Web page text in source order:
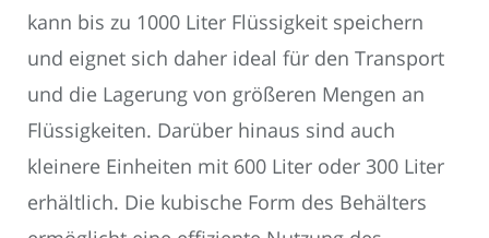
kann bis zu 1000 Liter Flüssigkeit speichern
und eignet sich daher ideal für den Transport
und die Lagerung von größeren Mengen an
Flüssigkeiten. Darüber hinaus sind auch
kleinere Einheiten mit 600 Liter oder 300 Liter
erhältlich. Die kubische Form des Behälters